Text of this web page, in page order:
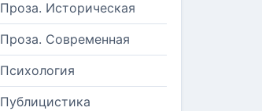
Проза. Историческая
Проза. Современная
Психология
Публицистика